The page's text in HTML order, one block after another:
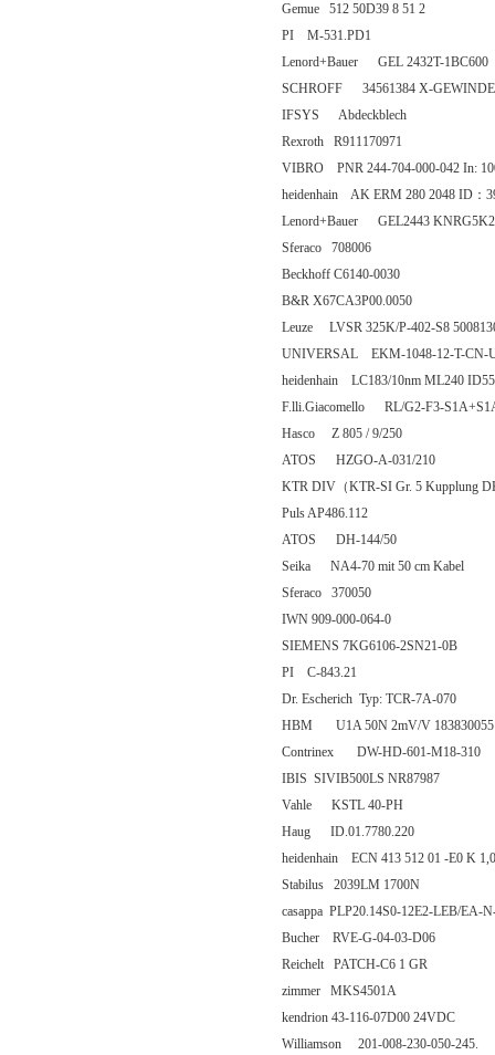
Gemue 512 50D39 8 51 2
PI M-531.PD1
Lenord+Bauer GEL 2432T-1BC600
SCHROFF 34561384 X-
IFSYS Abdeckblech
Rexroth R911170971
VIBRO PNR 244-704-000-042 In:
heidenhain AK ERM 280 2048 ID：
Lenord+Bauer GEL2443
Sferaco 708006
Beckhoff C6140-0030
B&R X67CA3P00.0050
Leuze LVSR 325K/P-402-S8
UNIVERSAL EKM-1048-12-T-CN-
heidenhain LC183/10nm ML240
F.lli.Giacomello RL/G2-F3-
Hasco Z 805 / 9/250
ATOS HZGO-A-031/210
KTR DIV（KTR-SI Gr. 5 Kupplung
Puls AP486.112
ATOS DH-144/50
Seika NA4-70 mit 50 cm Kabel
Sferaco 370050
IWN 909-000-064-0
SIEMENS 7KG6106-2SN21-0B
PI C-843.21
Dr. Escherich Typ: TCR-7A-070
HBM U1A 50N 2mV/V
Contrinex DW-HD-601-M18-310
IBIS SIVIB500LS NR87987
Vahle KSTL 40-PH
Haug ID.01.7780.220
heidenhain ECN 413 512 01 -E0 K
Stabilus 2039LM 1700N
casappa PLP20.14S0-12E2-LEB/EA-
Bucher RVE-G-04-03-D06
Reichelt PATCH-C6 1 GR
zimmer MKS4501A
kendrion 43-116-07D00 24VDC
Williamson 201-008-230-050-245.